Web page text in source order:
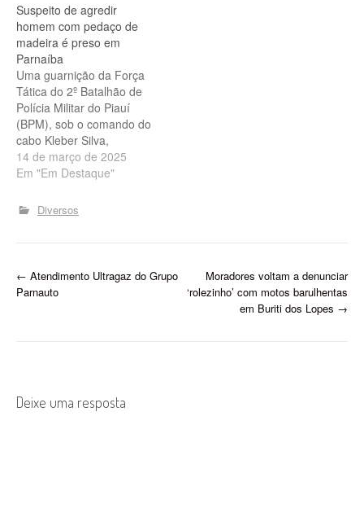
Parnaíba/Reprodução A
vítima foi uma mulher,
funcionária de uma
farmácia que teve seus
pertences…
Suspeito de agredir
homem com pedaço de
madeira é preso em
Parnaíba
Uma guarnição da Força
Tática do 2º Batalhão de
Polícia Militar do Piauí
(BPM), sob o comando do
cabo Kleber Silva,
juntamente com o Serviço
de Inteligência da
diligências para localizar o
suspeito Moisés Antônio da
violentamente Diego
Rodrigues Santos…
14 de março de 2025
Em "Em Destaque"
Diversos
P
n
← Atendimento Ultragaz do Grupo
Parnauto
Moradores voltam a denunciar
‘rolezinho’ com motos barulhentas
em Buriti dos Lopes →
Deixe uma resposta